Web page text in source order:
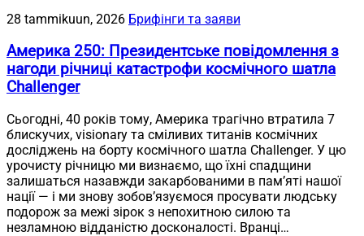
28 tammikuun, 2026 Брифінги та заяви
Америка 250: Президентське повідомлення з
нагоди річниці катастрофи космічного шатла
Challenger
Сьогодні, 40 років тому, Америка трагічно втратила 7
блискучих, visionary та сміливих титанів космічних
досліджень на борту космічного шатла Challenger. У цю
урочисту річницю ми визнаємо, що їхні спадщини
залишаться назавжди закарбованими в пам’яті нашої
нації — і ми знову зобов’язуємося просувати людську
подорож за межі зірок з непохитною силою та
незламною відданістю досконалості. Вранці…